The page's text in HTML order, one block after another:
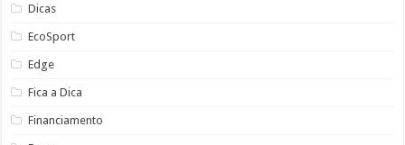
Dicas
EcoSport
Edge
Fica a Dica
Financiamento